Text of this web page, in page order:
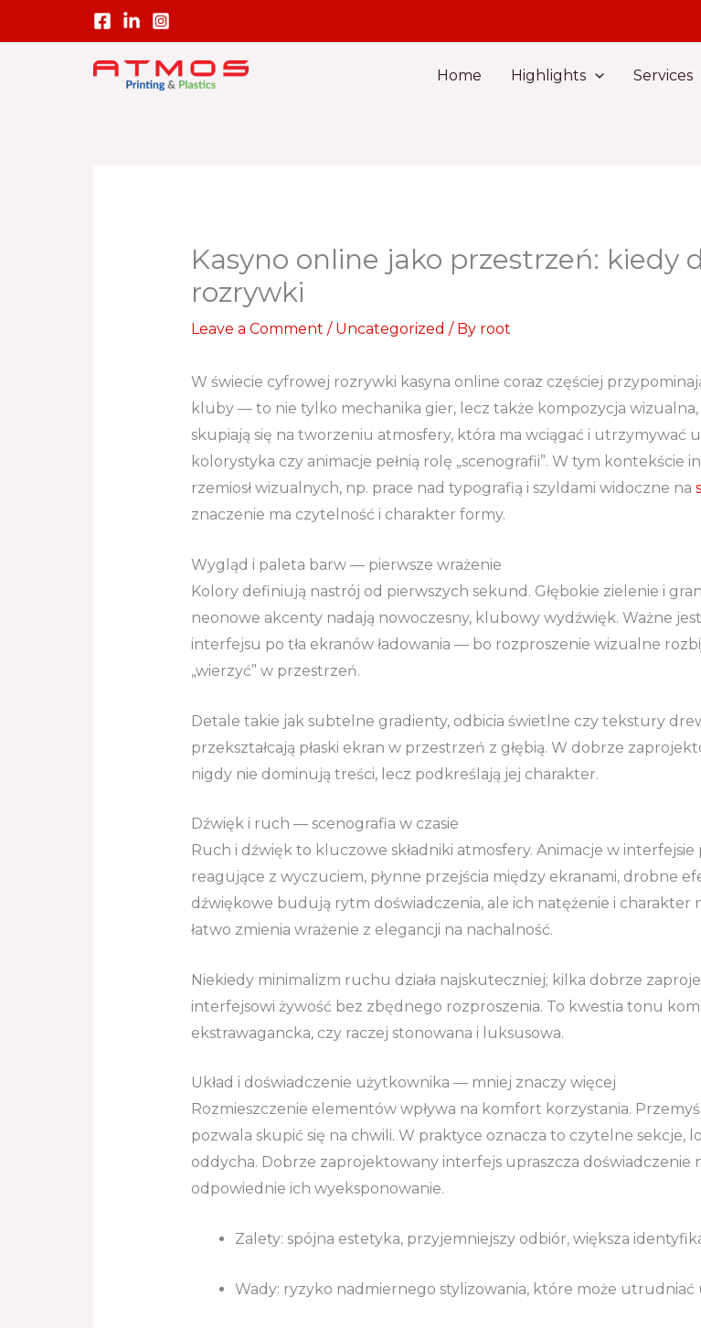
to
Home Highlights Services
Kasyno online jako przestrzeń: kiedy
rozrywki
Leave a Comment / Uncategorized / By root
W świecie cyfrowej rozrywki kasyna online coraz częściej
kluby — to nie tylko mechanika gier, lecz także kompozycja
skupiają się na tworzeniu atmosfery, która ma wciągać i utrzymywać
kolorystyka czy animacje pełnią rolę „scenografii”. W tym kontekście
rzemiosł wizualnych, np. prace nad typografią i szyldami widoczne na
znaczenie ma czytelność i charakter formy.
Wygląd i paleta barw — pierwsze wrażenie
Kolory definiują nastrój od pierwszych sekund. Głębokie zielenie i
neonowe akcenty nadają nowoczesny, klubowy wydźwięk. Ważne
interfejsu po tła ekranów ładowania — bo rozproszenie wizualne
„wierzyć” w przestrzeń.
Detale takie jak subtelne gradienty, odbicia świetlne czy tekstury
przekształcają płaski ekran w przestrzeń z głębią. W dobrze
nigdy nie dominują treści, lecz podkreślają jej charakter.
Dźwięk i ruch — scenografia w czasie
Ruch i dźwięk to kluczowe składniki atmosfery. Animacje w
reagujące z wyczuciem, płynne przejścia między ekranami, drobne
dźwiękowe budują rytm doświadczenia, ale ich natężenie i charakter
łatwo zmienia wrażenie z elegancji na nachalność.
Niekiedy minimalizm ruchu działa najskuteczniej; kilka dobrze
interfejsowi żywość bez zbędnego rozproszenia. To kwestia tonu
ekstrawagancka, czy raczej stonowana i luksusowa.
Układ i doświadczenie użytkownika — mniej znaczy więcej
Rozmieszczenie elementów wpływa na komfort korzystania.
pozwala skupić się na chwili. W praktyce oznacza to czytelne sekcje,
oddycha. Dobrze zaprojektowany interfejs upraszcza doświadczenie
odpowiednie ich wyeksponowanie.
Zalety: spójna estetyka, przyjemniejszy odbiór, większa
Wady: ryzyko nadmiernego stylizowania, które może